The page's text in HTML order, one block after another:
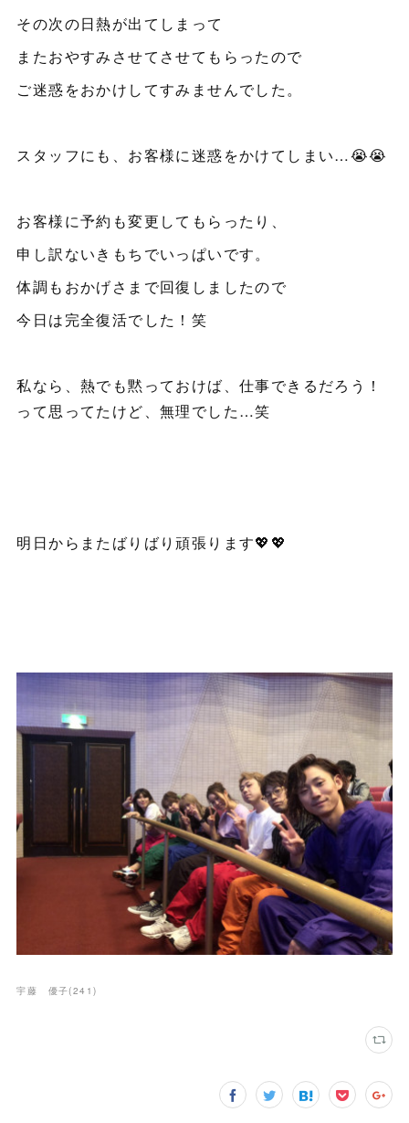
その次の日熱が出てしまって
またおやすみさせてさせてもらったので
ご迷惑をおかけしてすみませんでした。
スタッフにも、お客様に迷惑をかけてしまい…😭😭
お客様に予約も変更してもらったり、
申し訳ないきもちでいっぱいです。
体調もおかげさまで回復しましたので
今日は完全復活でした！笑
私なら、熱でも黙っておけば、仕事できるだろう！
って思ってたけど、無理でした…笑
明日からまたばりばり頑張ります💖💖
宇藤 優子(241 )